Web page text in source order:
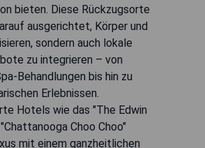
bieten. Diese Rückzugsorte
ausgerichtet, Körper und
sondern auch lokale
zu integrieren – von
Behandlungen bis hin zu
Erlebnissen.
Hotels wie das "The Edwin
Choo Choo"
mit einem ganzheitlichen